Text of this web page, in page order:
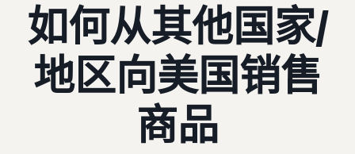
开
始
销
售
简要了解如何在亚马逊商城
定
价
品
如何从其他国家/
地区向美国销售
商品